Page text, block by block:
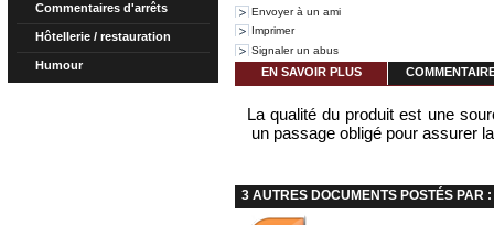
Commentaires d'arrêts
Hôtellerie / restauration
Humour
Envoyer à un ami
Imprimer
Signaler un abus
EN SAVOIR PLUS
La qualité du produit est une
un passage obligé pour assurer
3 AUTRES DOCUMENTS POSTÉS PAR